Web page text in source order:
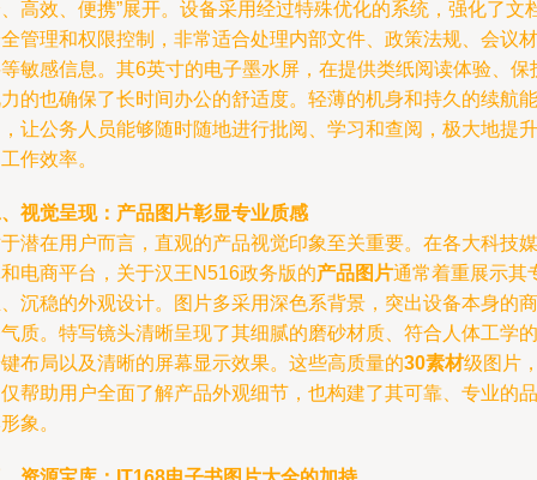
高效、便携”展开。设备采用经过特殊优化的系统，强化了文
管理和权限控制，非常适合处理内部文件、政策法规、会议材
敏感信息。其6英寸的电子墨水屏，在提供类纸阅读体验、保
的也确保了长时间办公的舒适度。轻薄的机身和持久的续航能
让公务人员能够随时随地进行批阅、学习和查阅，极大地提升
作效率。
视觉呈现：产品图片彰显专业质感
潜在用户而言，直观的产品视觉印象至关重要。在各大科技媒
电商平台，关于汉王N516政务版的产品图片通常着重展示其
沉稳的外观设计。图片多采用深色系背景，突出设备本身的商
质。特写镜头清晰呈现了其细腻的磨砂材质、符合人体工学的
布局以及清晰的屏幕显示效果。这些高质量的30素材级图片
帮助用户全面了解产品外观细节，也构建了其可靠、专业的品
象。